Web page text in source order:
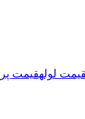
لولهقیمت